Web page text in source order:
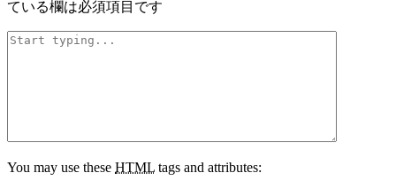
ている欄は必須項目です
You may use these HTML tags and attributes: